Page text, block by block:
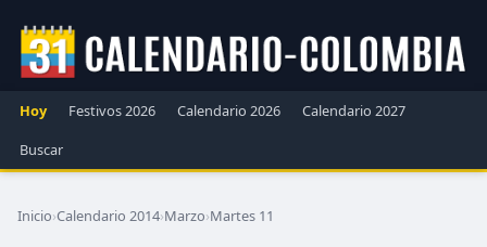
Hoy Festivos 2026 Calendario 2026
Calendario 2027
Buscar
Inicio›Calendario 2014›Marzo›Martes 11